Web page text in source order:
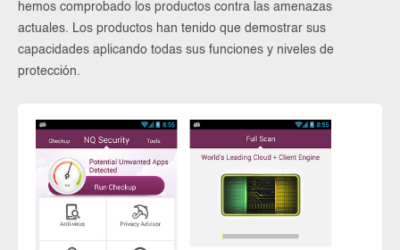
hemos comprobado los productos contra las amenazas
actuales. Los productos han tenido que demostrar sus
capacidades aplicando todas sus funciones y niveles de
protección.